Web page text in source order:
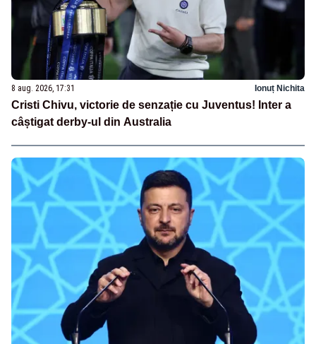
8 aug. 2026, 17:31 Ionuț Nichita
Cristi Chivu, victorie de senzație cu Juventus! Inter a
câștigat derby-ul din Australia